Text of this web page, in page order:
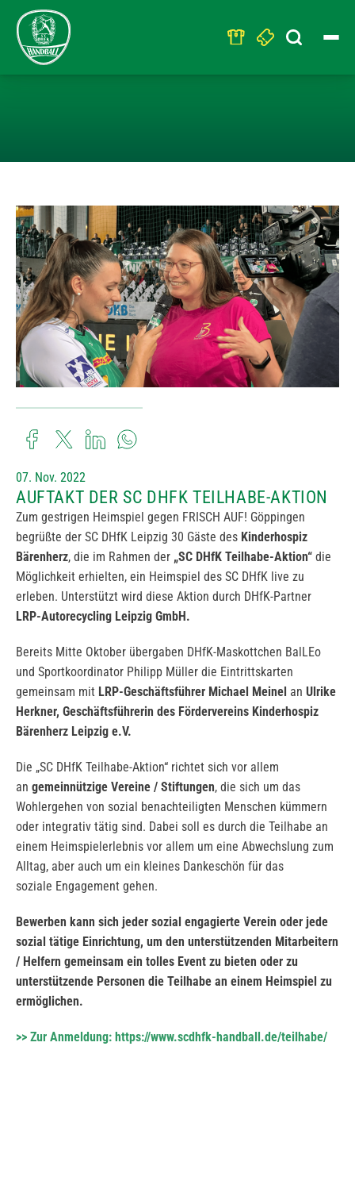
Search
for:
07. Nov. 2022
AUFTAKT DER SC DHFK TEILHABE-AKTION
Zum gestrigen Heimspiel gegen FRISCH AUF! Göppingen
begrüßte der SC DHfK Leipzig 30 Gäste des Kinderhospiz
Bärenherz, die im Rahmen der „SC DHfK Teilhabe-Aktion“ die
Möglichkeit erhielten, ein Heimspiel des SC DHfK live zu
erleben. Unterstützt wird diese Aktion durch DHfK-Partner
LRP-Autorecycling Leipzig GmbH.
Bereits Mitte Oktober übergaben DHfK-Maskottchen BalLEo
und Sportkoordinator Philipp Müller die Eintrittskarten
gemeinsam mit LRP-Geschäftsführer Michael Meinel an Ulrike
Herkner, Geschäftsführerin des Fördervereins Kinderhospiz
Bärenherz Leipzig e.V.
Die „SC DHfK Teilhabe-Aktion“ richtet sich vor allem
an gemeinnützige Vereine / Stiftungen, die sich um das
Wohlergehen von sozial benachteiligten Menschen kümmern
oder integrativ tätig sind. Dabei soll es durch die Teilhabe an
einem Heimspielerlebnis vor allem um eine Abwechslung zum
Alltag, aber auch um ein kleines Dankeschön für das
soziale Engagement gehen.
Bewerben kann sich jeder sozial engagierte Verein oder jede
sozial tätige Einrichtung, um den unterstützenden Mitarbeitern
/ Helfern gemeinsam ein tolles Event zu bieten oder zu
unterstützende Personen die Teilhabe an einem Heimspiel zu
ermöglichen.
>> Zur Anmeldung: https://www.scdhfk-handball.de/teilhabe/